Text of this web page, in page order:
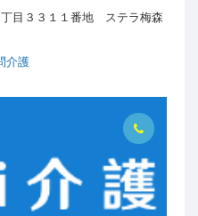
目３３１１番地 ステラ梅森
介護